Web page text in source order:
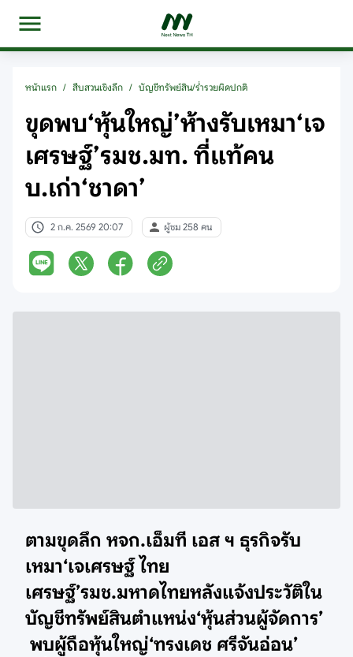
หน้าแรก / สืบสวนเชิงลึก / บัญชีทรัพย์สิน/ร่ำรวยผิดปกติ
ขุดพบ‘หุ้นใหญ่’ห้างรับเหมา‘เจ
เศรษฐ์’รมช.มท. ที่แท้คน
บ.เก่า‘ชาดา’
2 ก.ค. 2569 20:07 ผู้ชม 258 คน
ตามขุดลึก หจก.เอ็มที เอส ฯ ธุรกิจรับ
เหมา‘เจเศรษฐ์ ไทย
เศรษฐ์’รมช.มหาดไทยหลังแจ้งประวัติใน
บัญชีทรัพย์สินตำแหน่ง‘หุ้นส่วนผู้จัดการ’
พบผู้ถือหุ้นใหญ่‘ทรงเดช ศรีจันอ่อน’